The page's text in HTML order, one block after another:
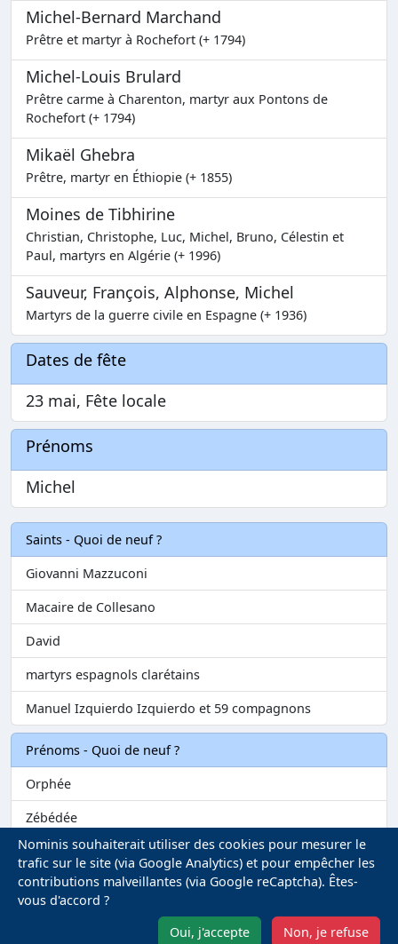
Michel-Bernard Marchand
Prêtre et martyr à Rochefort (+ 1794)
Michel-Louis Brulard
Prêtre carme à Charenton, martyr aux Pontons de
Rochefort (+ 1794)
Mikaël Ghebra
Prêtre, martyr en Éthiopie (+ 1855)
Moines de Tibhirine
Christian, Christophe, Luc, Michel, Bruno, Célestin et
Paul, martyrs en Algérie (+ 1996)
Sauveur, François, Alphonse, Michel
Martyrs de la guerre civile en Espagne (+ 1936)
Dates de fête
23 mai, Fête locale
Prénoms
Michel
Saints - Quoi de neuf ?
Giovanni Mazzuconi
Macaire de Collesano
David
martyrs espagnols clarétains
Manuel Izquierdo Izquierdo et 59 compagnons
Prénoms - Quoi de neuf ?
Orphée
Zébédée
Melvil
Matilin
Nominis souhaiterait utiliser des cookies pour mesurer le
trafic sur le site (via Google Analytics) et pour empêcher les
contributions malveillantes (via Google reCaptcha). Êtes-
vous d'accord ?
Oui, j'accepte
Non, je refuse